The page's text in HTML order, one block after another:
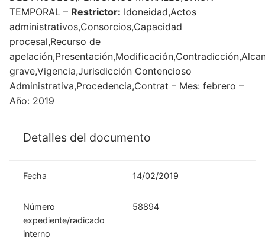
TEMPORAL – Restrictor: Idoneidad,Actos
administrativos,Consorcios,Capacidad
procesal,Recurso de
grave,Vigencia,Jurisdicción Contencioso
Administrativa,Procedencia,Contrat – Mes: febrero –
Año: 2019
Detalles del documento
Fecha 14/02/2019
Número
expediente/radicado
interno
58894